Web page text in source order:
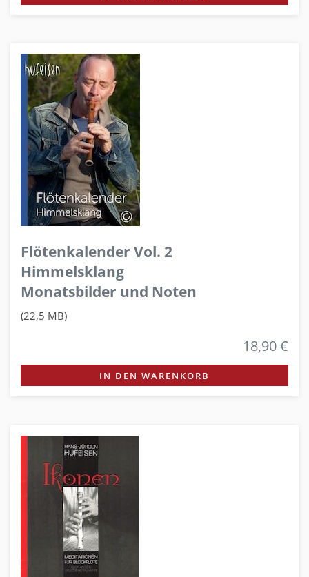
Flötenkalender Vol. 2
Himmelsklang
Monatsbilder und Noten
(22,5 MB)
18,90 €
IN DEN WARENKORB